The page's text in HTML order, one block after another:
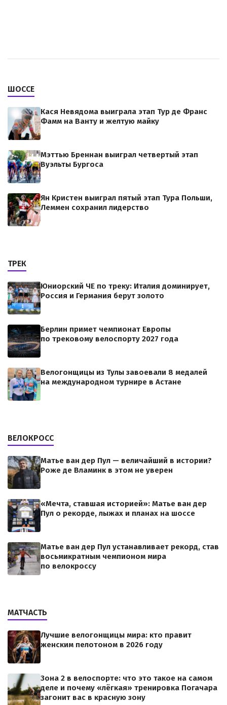
ШОССЕ
Кася Невядома выиграла этап Тур де Франс
Фамм на Ванту и желтую майку
Мэттью Бреннан выиграл четвертый этап
Вуэльты Бургоса
Ян Кристен выиграл пятый этап Тура Польши,
Леммен сохранил лидерство
ТРЕК
Юниорский ЧЕ по треку: Италия доминирует,
Россия и Германия берут золото
Берлин примет чемпионат Европы
по трековому велоспорту 2027 года
Велогонщицы из Тулы завоевали 8 медалей
на международном турнире в Астане
ВЕЛОКРОСС
Матье ван дер Пул — величайший в истории?
Роже де Вламинк в этом не уверен
«Мечта, ставшая историей»: Матье ван дер
Пул о рекорде, лыжах и планах на шоссе
Матье ван дер Пул устанавливает рекорд, став
восьмикратным чемпионом мира
по велокроссу
МАТЧАСТЬ
Лучшие велогонщицы мира: кто правит
женским пелотоном в 2026 году
Зона 2 в велоспорте: что это такое на самом
деле и почему «лёгкая» тренировка Погачара
загонит вас в красную зону